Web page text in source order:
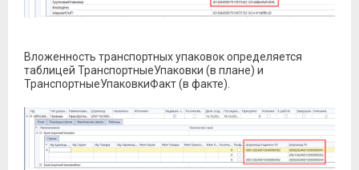
Вложенность транспортных упаковок определяется
таблицей ТранспортныеУпаковки (в плане) и
ТранспортныеУпаковкиФакт (в факте).